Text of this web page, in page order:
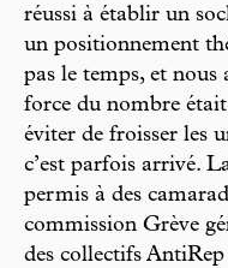
réussi à établir un
un positionnement
pas le temps, et nous
force du nombre
éviter de froisser les
c’est parfois arrivé.
permis à des
commission Grève
des collectifs